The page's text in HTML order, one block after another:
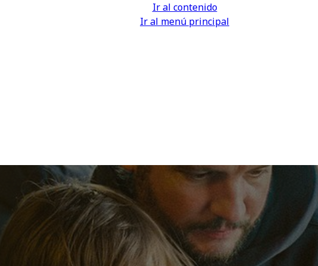
Ir al contenido
Ir al menú principal